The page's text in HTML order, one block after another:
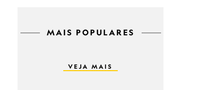
MAIS POPULARES
VEJA MAIS